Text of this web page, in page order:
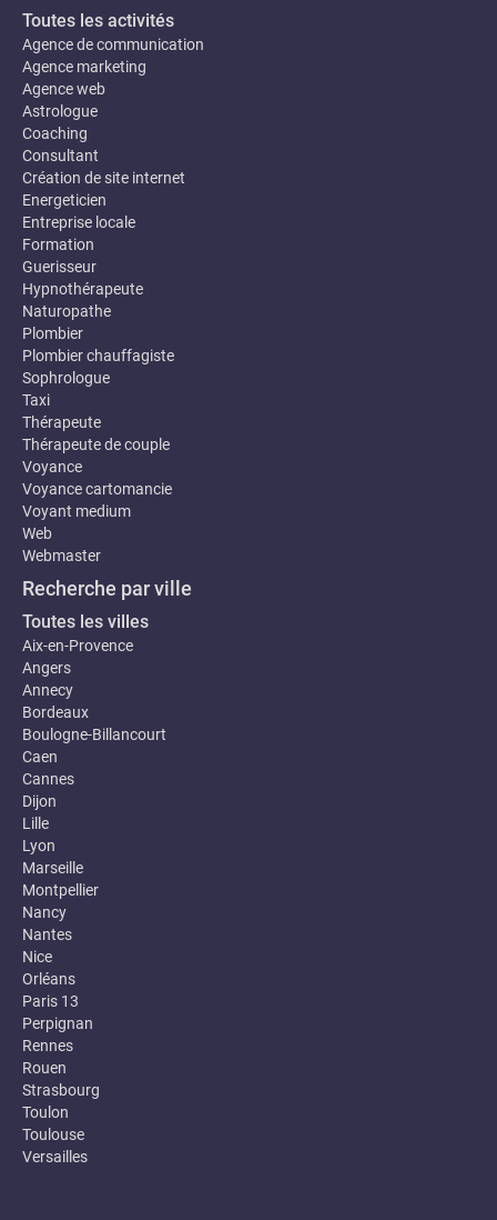
Toutes les activités
Agence de communication
Agence marketing
Agence web
Astrologue
Coaching
Consultant
Création de site internet
Energeticien
Entreprise locale
Formation
Guerisseur
Hypnothérapeute
Naturopathe
Plombier
Plombier chauffagiste
Sophrologue
Taxi
Thérapeute
Thérapeute de couple
Voyance
Voyance cartomancie
Voyant medium
Web
Webmaster
Recherche par ville
Toutes les villes
Aix-en-Provence
Angers
Annecy
Bordeaux
Boulogne-Billancourt
Caen
Cannes
Dijon
Lille
Lyon
Marseille
Montpellier
Nancy
Nantes
Nice
Orléans
Paris 13
Perpignan
Rennes
Rouen
Strasbourg
Toulon
Toulouse
Versailles